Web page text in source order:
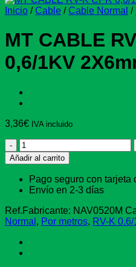
Inicio / Cable / Cable Normal /
MT CABLE
0,6/1KV
3,36€ IVA incluido
MT
CABLE
RV-
K
CPR
2X6mm2
cantidad
Añadir al carrito
Pago seguro con tarjeta
Envío en 2-3 días
Ref.Fabricante: NAV0520M
Normal , Por metros, RV-K